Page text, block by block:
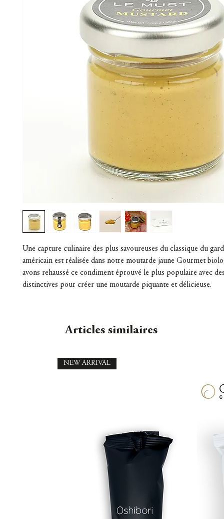
Une capture culinaire des plus savoureuses du classique du
américain est réalisée dans notre moutarde jaune Gourmet
avons rehaussé ce condiment éprouvé le plus populaire avec
distinctives pour créer une moutarde piquante et délicieuse.
Articles similaires
NEW ARRIVAL